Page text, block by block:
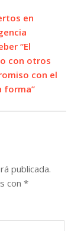
en
“El
con otros
con el
forma”
publicada.
con *